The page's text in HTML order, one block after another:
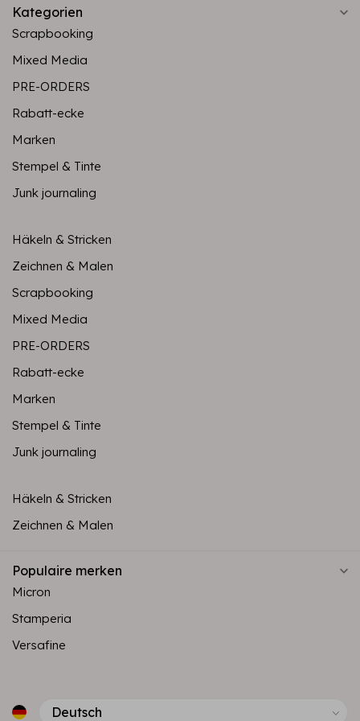
Kategorien
Scrapbooking
Mixed Media
PRE-ORDERS
Rabatt-ecke
Marken
Stempel & Tinte
Junk journaling
Häkeln & Stricken
Zeichnen & Malen
Scrapbooking
Mixed Media
PRE-ORDERS
Rabatt-ecke
Marken
Stempel & Tinte
Junk journaling
Häkeln & Stricken
Zeichnen & Malen
Populaire merken
Micron
Stamperia
Versafine